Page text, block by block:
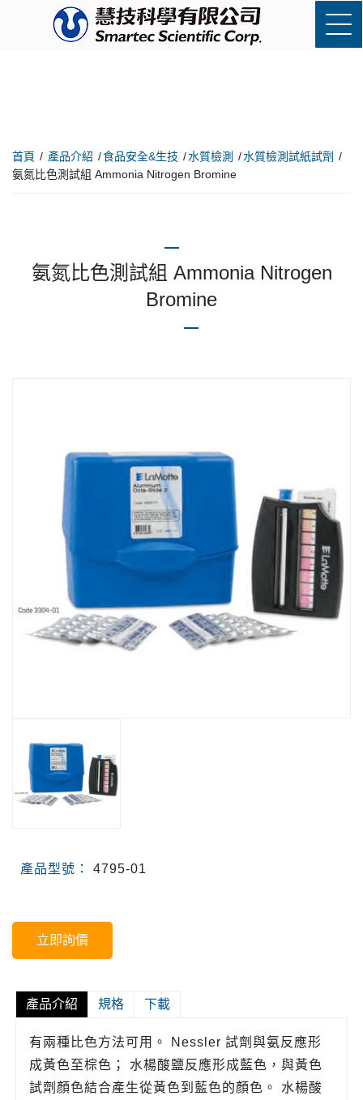
首頁 產品介紹 食品安全&生技 水質檢測
水質檢測試紙試劑
氨氮比色測試組 Ammonia Nitrogen Bromine
氨氮比色測試組 Ammonia Nitrogen
Bromine
產品型號： 4795-01
立即詢價
產品介紹 規格 下載
有兩種比色方法可用。 Nessler 試劑與氨反應形
成黃色至棕色； 水楊酸鹽反應形成藍色，與黃色
試劑顏色結合產生從黃色到藍色的顏色。 水楊酸